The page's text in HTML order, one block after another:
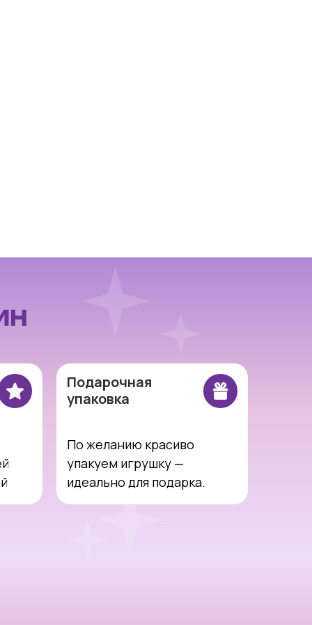
Подарочная
упаковка
По желанию красиво
упакуем игрушку —
идеально для подарка.